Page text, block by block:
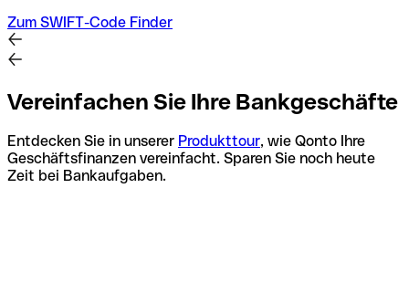
Zum SWIFT-Code Finder
Vereinfachen Sie Ihre Bankgeschäfte
Entdecken Sie in unserer Produkttour, wie Qonto Ihre
Geschäftsfinanzen vereinfacht. Sparen Sie noch heute
Zeit bei Bankaufgaben.